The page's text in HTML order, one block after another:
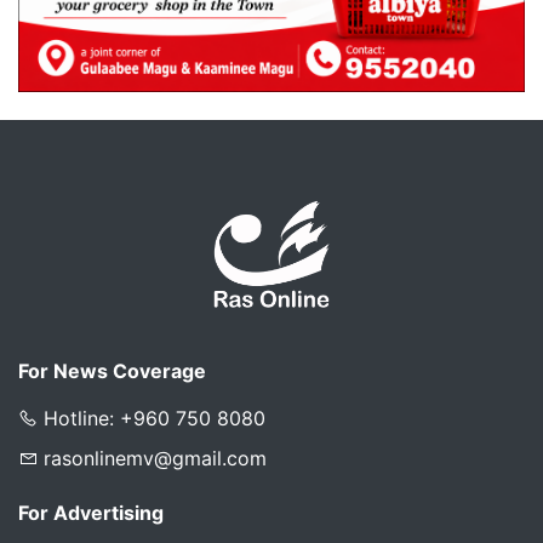
For News Coverage
Hotline: +960 750 8080
rasonlinemv@gmail.com
For Advertising